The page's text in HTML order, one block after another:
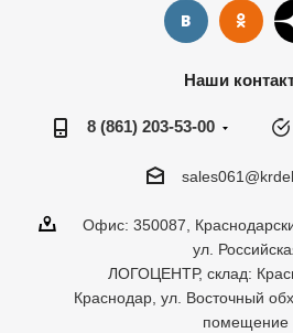
Наши
8 (861) 203-53-00
Офис: 350087,
ул.
ЛОГОЦЕНТР, склад:
Краснодар, ул. Восточный
помещение